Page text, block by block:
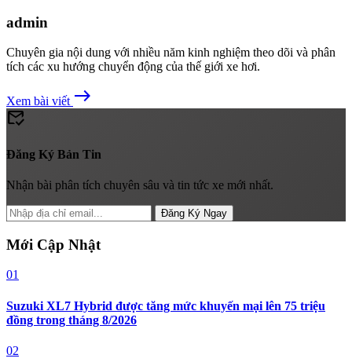
admin
Chuyên gia nội dung với nhiều năm kinh nghiệm theo dõi và phân
tích các xu hướng chuyển động của thế giới xe hơi.
Xem bài viết east
mark_email_read
Đăng Ký Bản Tin
Nhận bài phân tích chuyên sâu và tin tức xe mới nhất.
Đăng Ký Ngay
Mới Cập Nhật
01
Suzuki XL7 Hybrid được tăng mức khuyến mại lên 75 triệu
đồng trong tháng 8/2026
02